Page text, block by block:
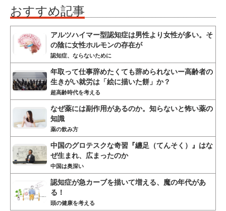
おすすめ記事
アルツハイマー型認知症は男性より女性が多い。そ
の陰に女性ホルモンの存在が
認知症、ならないために
年取って仕事辞めたくても辞められないー高齢者の
生きがい就労は「絵に描いた餅」か？
超高齢時代を考える
なぜ薬には副作用があるのか。知らないと怖い薬の
知識
薬の飲み方
中国のグロテスクな奇習『纏足（てんそく）』はな
ぜ生まれ、広まったのか
中国は奥深い
認知症が急カーブを描いて増える、魔の年代があ
る！
頭の健康を考える